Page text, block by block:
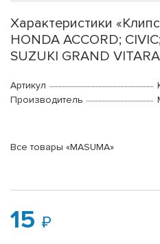
Характеристики
HONDA ACCORD;
SUZUKI GRAND
Артикул
Производитель
Все товары «MASUMA»
15